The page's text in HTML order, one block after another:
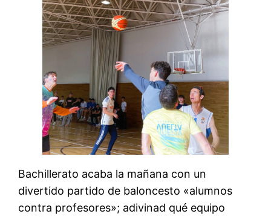
Bachillerato acaba la mañana con un
divertido partido de baloncesto «alumnos
contra profesores»; adivinad qué equipo